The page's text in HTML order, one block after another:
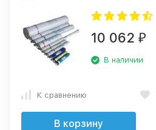
10 062 ₽
В наличии
К сравнению
В корзину